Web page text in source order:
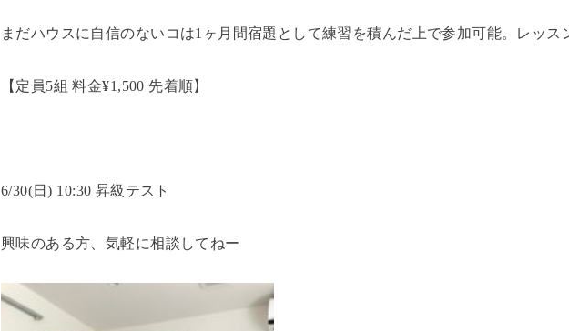
まだハウスに自信のないコは1ヶ月間宿題として練習を積んだ上で参加可能。レッス
【定員5組 料金¥1,500 先着順】
6/30(日) 10:30 昇級テスト
興味のある方、気軽に相談してねー